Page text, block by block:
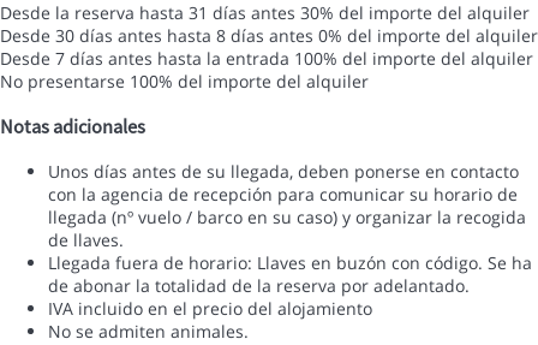
Desde la reserva hasta 31 días antes 30% del importe del alquiler
Desde 30 días antes hasta 8 días antes 0% del importe del alquiler
Desde 7 días antes hasta la entrada 100% del importe del alquiler
No presentarse 100% del importe del alquiler
Notas adicionales
Unos días antes de su llegada, deben ponerse en contacto
con la agencia de recepción para comunicar su horario de
llegada (nº vuelo / barco en su caso) y organizar la recogida
de llaves.
Llegada fuera de horario: Llaves en buzón con código. Se ha
de abonar la totalidad de la reserva por adelantado.
IVA incluido en el precio del alojamiento
No se admiten animales.